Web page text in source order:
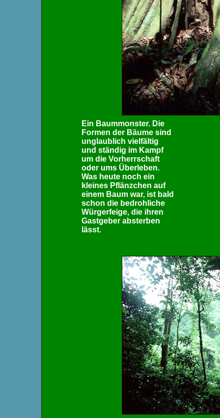
Ein Baummonster. Die
Formen der Bäume sind
unglaublich vielfältig
und ständig im Kampf
um die Vorherrschaft
oder ums Überleben.
Was heute noch ein
kleines Pflänzchen auf
einem Baum war, ist bald
schon die bedrohliche
Würgerfeige, die ihren
Gastgeber absterben
lässt.